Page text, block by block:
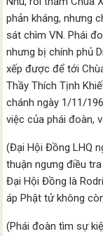
phản kháng, nhưng
sát chìm VN. Phái
nhưng bị chính phủ
xếp được để tới
Thầy Thích Tịnh
chánh ngày 1/11/
việc của phái đoàn,
(Đại Hội Đồng LHQ
thuận ngưng điều
Đại Hội Đồng là
áp Phật tử không
(Phái đoàn tìm sự